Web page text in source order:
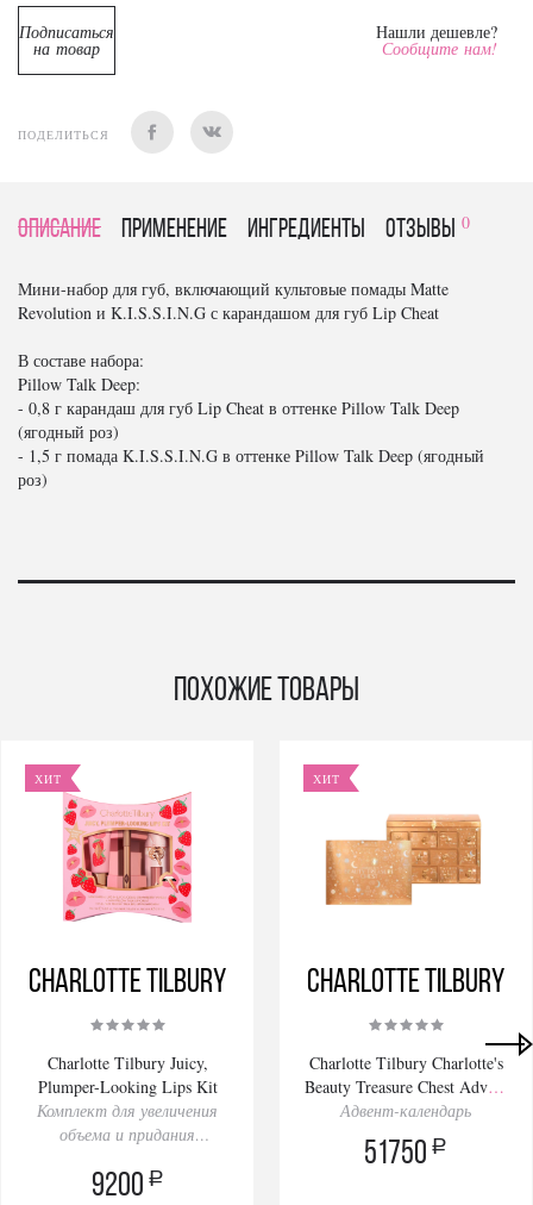
Подписаться
на товар
Нашли дешевле?
Сообщите нам!
ПОДЕЛИТЬСЯ
Описание Применение Ингредиенты отзывы 0
Мини-набор для губ, включающий культовые помады Matte
Revolution и K.I.S.S.I.N.G с карандашом для губ Lip Cheat
В составе набора:
Pillow Talk Deep:
- 0,8 г карандаш для губ Lip Cheat в оттенке Pillow Talk Deep
(ягодный роз)
- 1,5 г помада K.I.S.S.I.N.G в оттенке Pillow Talk Deep (ягодный
роз)
Похожие товары
ХИТ
Charlotte Tilbury
Charlotte Tilbury Juicy,
Plumper-Looking Lips Kit
Комплект для увеличения
объема и придания
9200 a
ХИТ
Charlotte Tilbury
Charlotte Tilbury Charlotte's
Beauty Treasure Chest Advent
Calendar 2025
Адвент-календарь
51750 a